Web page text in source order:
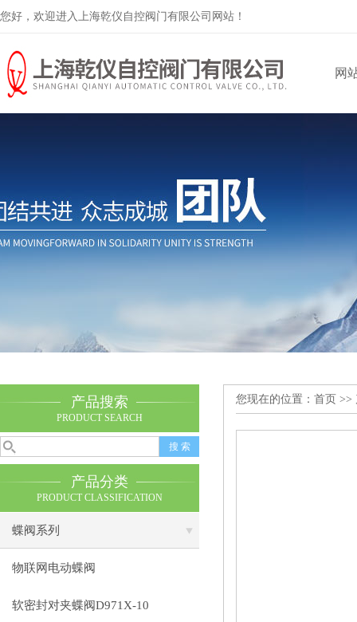
您好，欢迎进入上海乾仪自控阀门有限公司网站！
网
产品搜索
PRODUCT SEARCH
产品分类
PRODUCT CLASSIFICATION
蝶阀系列
物联网电动蝶阀
软密封对夹蝶阀D971X-10
您现在的位置： 首页 >>